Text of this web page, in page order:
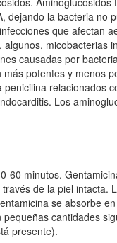
dejando la bacteria no
que afectan
micobacterias
causadas por
potentes y menos
relacionados
Los
60 minutos.
de la piel intacta.
se absorbe
cantidades
presente).